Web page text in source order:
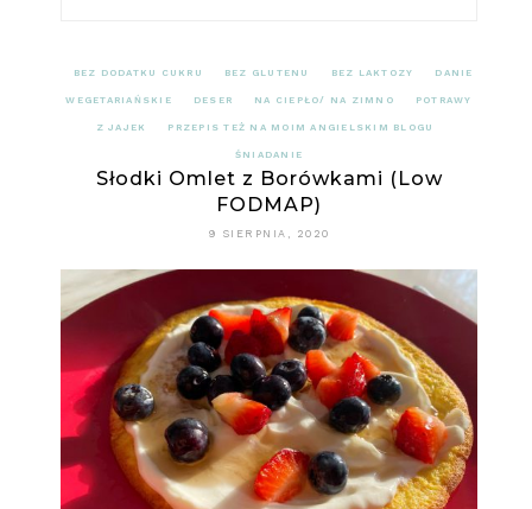
BEZ DODATKU CUKRU BEZ GLUTENU BEZ LAKTOZY DANIE
WEGETARIAŃSKIE DESER NA CIEPŁO/ NA ZIMNO POTRAWY
Z JAJEK PRZEPIS TEŻ NA MOIM ANGIELSKIM BLOGU
ŚNIADANIE
Słodki Omlet z Borówkami (Low
FODMAP)
9 SIERPNIA, 2020